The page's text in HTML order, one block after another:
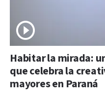
Habitar la mirada:
que celebra la
mayores en Paraná